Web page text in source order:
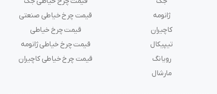
سازگاری با اکثر برندهای چرخ صنعتی مثل جک، ژوکی، زوجی،
تیپیکال و...
اگه حرفه‌ای می‌دوزی و کیفیت دوخت الیک برات مهمه، این
پایه تفاوت سطح کارت رو به‌وضوح نشون می‌ده.
ژانومه
کاچیران
تیپیکال
رویانگ
مارشال
قیمت چرخ خیاطی صنعتی
قیمت چرخ خیاطی
قیمت چرخ خیاطی ژانومه
قیمت چرخ خیاطی کاچیران